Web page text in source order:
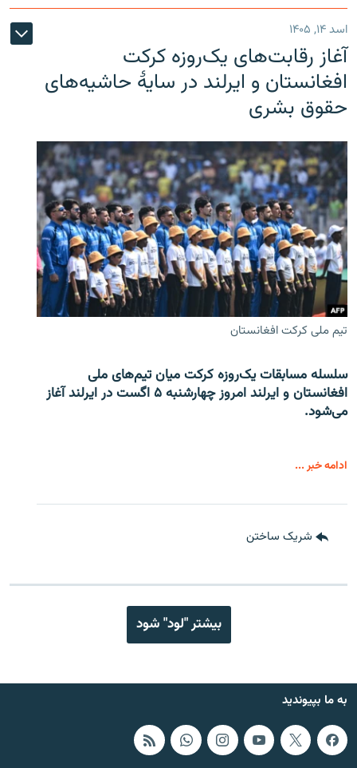
اسد ۱۴, ۱۴۰۵
آغاز رقابت‌های یک‌روزه کرکت
افغانستان و ایرلند در سایۀ حاشیه‌های
حقوق بشری
تیم ملی کرکت افغانستان
سلسله مسابقات یک‌روزه کرکت میان تیم‌های ملی
افغانستان و ایرلند امروز چهارشنبه ۵ اگست در ایرلند آغاز
می‌شود.
ادامه خبر ...
شریک ساختن
بیشتر "لود" شود
به ما بپیوندید